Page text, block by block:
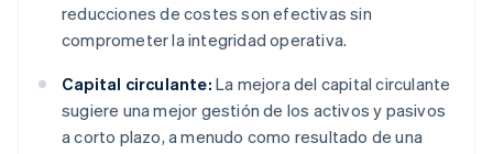
reducciones de costes son efectivas sin
comprometer la integridad operativa.
Capital circulante: La mejora del capital circulante
sugiere una mejor gestión de los activos y pasivos
a corto plazo, a menudo como resultado de una